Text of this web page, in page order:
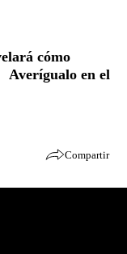
cómo
Averígualo en el
Compartir